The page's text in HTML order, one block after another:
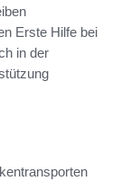
Erste Hilfe bei
in der